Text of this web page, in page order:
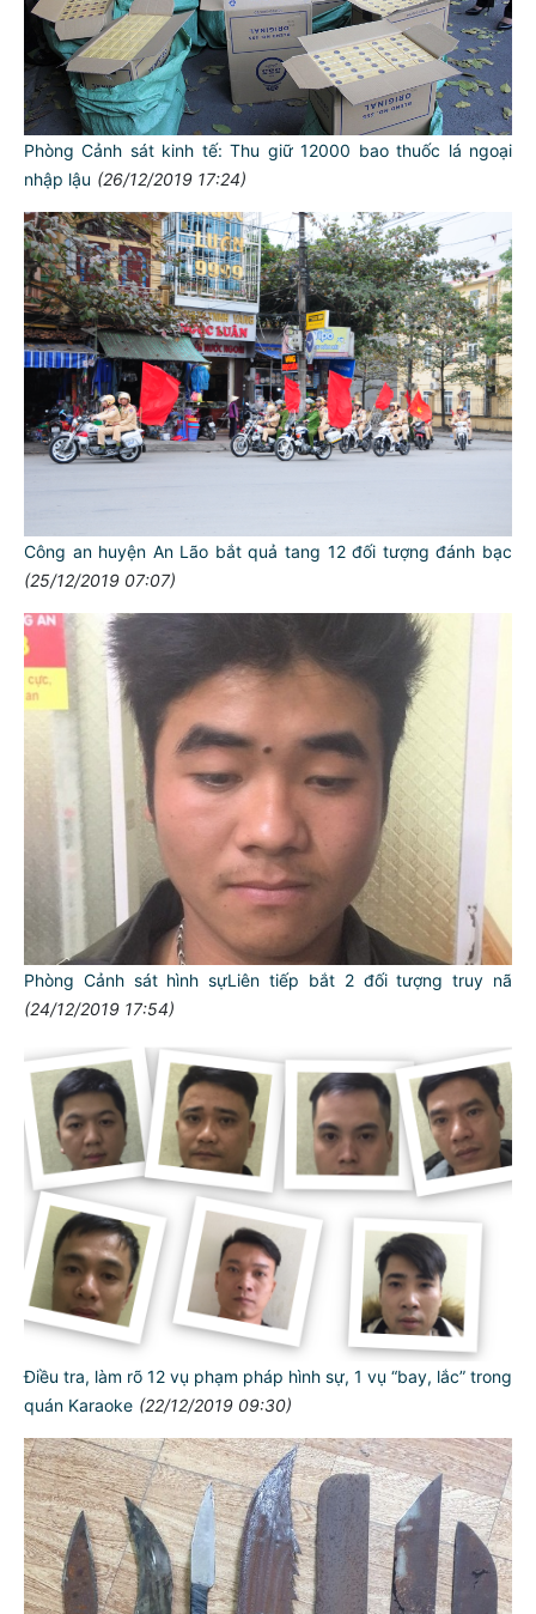
Phòng Cảnh sát kinh tế: Thu giữ 12000 bao thuốc lá ngoại
nhập lậu (26/12/2019 17:24)
Công an huyện An Lão bắt quả tang 12 đối tượng đánh bạc
(25/12/2019 07:07)
Phòng Cảnh sát hình sựLiên tiếp bắt 2 đối tượng truy nã
(24/12/2019 17:54)
Điều tra, làm rõ 12 vụ phạm pháp hình sự, 1 vụ “bay, lắc” trong
quán Karaoke (22/12/2019 09:30)